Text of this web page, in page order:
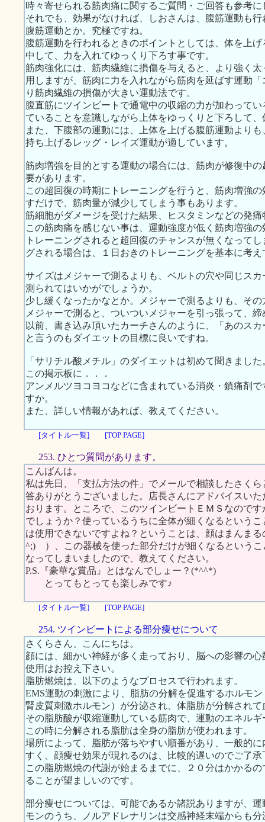
時々寄せられる筋肉痛に関するご質問・ご回答も参考に
それでも、効果がなければ、しおさんは、腹筋運動も
腹筋運動とか。究極ですね。
腹筋運動を行われるときのポイントとしては、体を上
中して、力を入れてゆっくり下ろす事です。
筋肉強化には、筋肉繊維に損傷を与えると、より強く
用しますが、筋肉に力を入れながら筋肉を延ばす運動
り筋肉繊維の損傷が大きい運動法です。
腹直筋にツインビートで通電中の収縮の力が加わって
ていることを意識しながら上体をゆっくりと下ろして
また、下腹部の運動には、上体を上げる腹筋運動より
持ち上げるレッグ・レイズ運動が適しています。
筋肉増強を目的とする運動の場合には、筋肉が修復中
要があります。
この超回復の時期にトレーニングを行うと、筋肉増強
すだけで、筋肉量が減少してしまう事もあります。
筋細胞がダメージを受けた結果、ヒスタミンなどの発
この筋肉痛を感じない事は、運動強度が低く筋肉増強
トレーニングされると超回復のチャンスが無くなって
グされる場合は、１日おきのトレーニングを基本に考え
サイズはメジャーで測るよりも、ベルトの穴や同じス
測られてはいかがでしょうか。
少し緩くなったかなとか。メジャーで測るよりも、そ
メジャーで測ると、ついついメジャーを引っ張って、
以前、書き込み頂いたカーチさんのように、「あのス
と言うのもダイエットの目標に良いですね。
「サリチル酸メチル」のダイエットは初めて聞きまし
この掲示板に．．．
アンメルツヨコヨコなどに含まれている消炎・鎮痛剤
すか。
また、詳しい情報があれば、教えてください。
[タイトル一覧] [TOP PAGE]
253. ひとつ質問があります。
こんばんは。
私は先日、「支払方法の件」でメールで相談したさく
答ありがとうございました。店長さんにアドバイスい
おります。ところで、このツインビートＥＭＳなので
でしょうか？使っているうちに全体が細くなるという
は使用できないですよね？ということは、顔はまんま
^;) ）、この器械を使った部分だけが細くなるという
なってしまいましたので、教えてください。
P.S.『豪華な賞品』とはなんでしょー？(*^^*)
とってもとっても楽しみです♪
[タイトル一覧] [TOP PAGE]
254. ツインビートによる部分痩せについて
さくらさん、こんにちは。
顔には、細かい神経が多く走っており、脳への影響の
使用はお控え下さい。
脂肪燃焼は、以下のようなプロセスで行われます。
EMS運動の刺激により、脂肪の分解を促進するホルモ
腎皮質刺激ホルモン）が分泌され、体脂肪が分解され
その脂肪酸が収縮運動している筋肉で、運動のエネル
この時に分解される脂肪は全身の脂肪が使われます。
場所によって、脂肪が落ちやすい順番があり、一般的
すく、顔痩せ効果が現れるのは、比較的遅いのでご了承
この脂肪燃焼の代謝が始まるまでに、２０分はかかる
ることが望ましいのです。
部分痩せについては、可能であるか諸説ありますが、
モンのうち、ノルアドレナリンは交感神経末端からも